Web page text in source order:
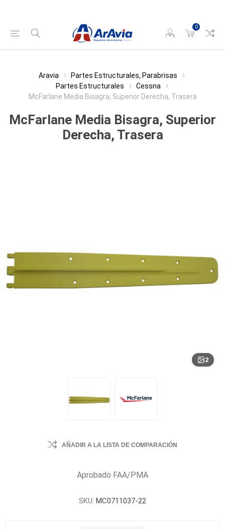
0
Aravia
Partes Estructurales, Parabrisas
Partes Estructurales
Cessna
McFarlane Media Bisagra, Superior Derecha, Trasera
McFarlane Media Bisagra, Superior
Derecha, Trasera
2
AÑADIR A LA LISTA DE COMPARACIÓN
Aprobado FAA/PMA
SKU: MC0711037-22